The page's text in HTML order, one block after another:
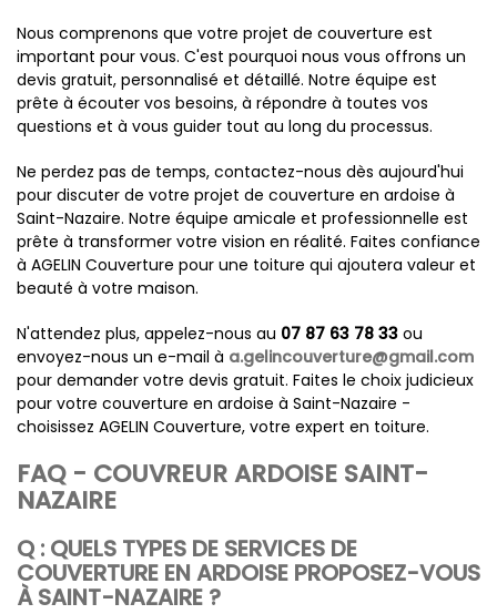
Nous comprenons que votre projet de couverture est
important pour vous. C'est pourquoi nous vous offrons un
devis gratuit, personnalisé et détaillé. Notre équipe est
prête à écouter vos besoins, à répondre à toutes vos
questions et à vous guider tout au long du processus.
Ne perdez pas de temps, contactez-nous dès aujourd'hui
pour discuter de votre projet de couverture en ardoise à
Saint-Nazaire. Notre équipe amicale et professionnelle est
prête à transformer votre vision en réalité. Faites confiance
à AGELIN Couverture pour une toiture qui ajoutera valeur et
beauté à votre maison.
N'attendez plus, appelez-nous au 07 87 63 78 33 ou
envoyez-nous un e-mail à a.gelincouverture@gmail.com
pour demander votre devis gratuit. Faites le choix judicieux
pour votre couverture en ardoise à Saint-Nazaire -
choisissez AGELIN Couverture, votre expert en toiture.
FAQ - COUVREUR ARDOISE SAINT-
NAZAIRE
Q : QUELS TYPES DE SERVICES DE
COUVERTURE EN ARDOISE PROPOSEZ-VOUS
À SAINT-NAZAIRE ?